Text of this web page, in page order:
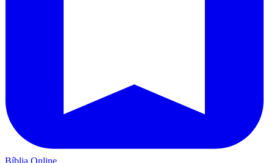
Bíblia Online